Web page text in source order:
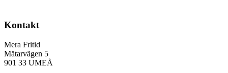
Kontakt
Mera Fritid
Mätarvägen 5
901 33 UMEÅ